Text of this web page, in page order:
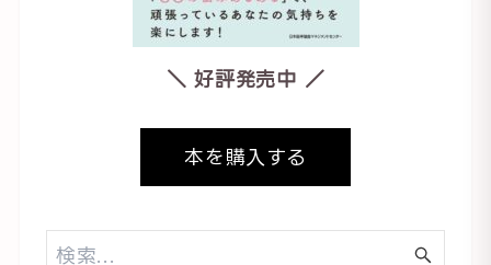
＼ 好評発売中 ／
本を購入する